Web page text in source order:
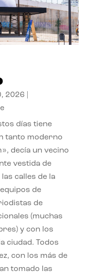
2026
días tiene
tanto moderno
decía un vecino
vestida de
calles de la
de
de
(muchas
y con los
ciudad. Todos
con los más de
tomado las